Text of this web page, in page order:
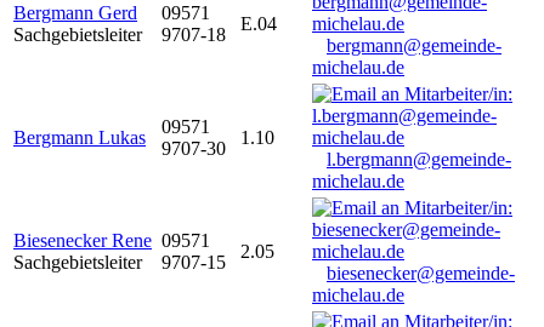
Bergmann Gerd
Sachgebietsleiter
09571
9707-18
E.04
bergmann@gemeinde-
michelau.de
Bergmann Lukas
09571
9707-30
1.10
l.bergmann@gemeinde-
michelau.de
Biesenecker Rene
Sachgebietsleiter
09571
9707-15
2.05
biesenecker@gemeinde-
michelau.de